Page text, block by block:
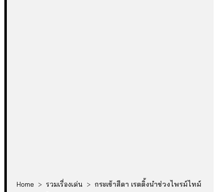
Home > รวมเรื่องเด่น > กระเช้าสีดา เรตติ้งนำช่วงไพรม์ไทม์